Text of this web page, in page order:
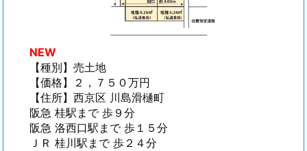
NEW
【種別】売土地
【価格】２，７５０万円
【住所】西京区 川島滑樋町
阪急 桂駅まで 歩９分
阪急 洛西口駅まで 歩１５分
ＪＲ 桂川駅まで 歩２４分